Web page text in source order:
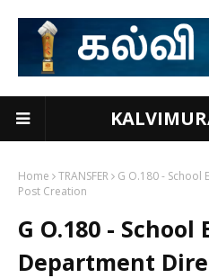
Home TRANSFER
G O.180 -
Post Creation
G O.180 - School
Department